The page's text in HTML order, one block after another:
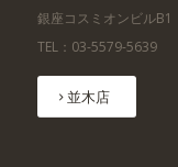
銀座コスミオンビルB1
TEL：03-5579-5639
並木店